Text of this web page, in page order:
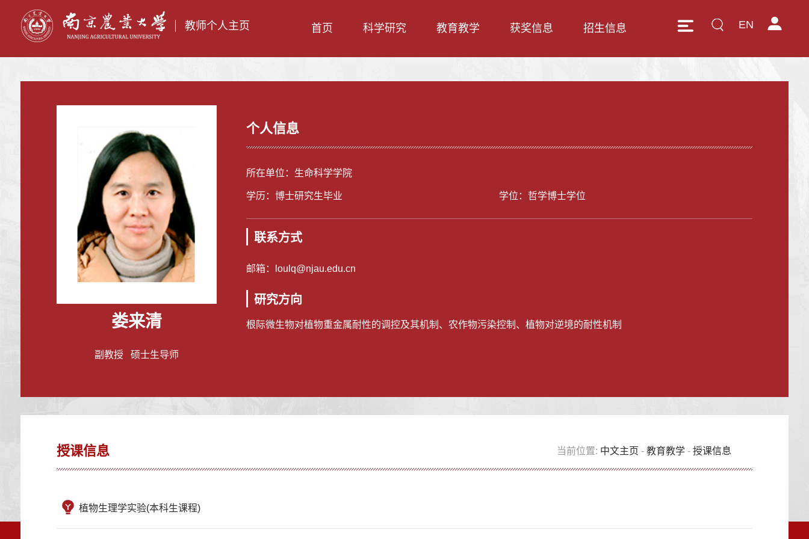
教师个人主页 EN
首页 科学研究 教育教学 获奖信息 招生信息
娄来清
副教授 硕士生导师
个人信息
所在单位：生命科学学院
学历：博士研究生毕业 学位：哲学博士学位
联系方式
邮箱： loulq@njau.edu.cn
研究方向
根际微生物对植物重金属耐性的调控及其机制、农作物污染控制、植物对逆境的耐性机制
授课信息 当前位置: 中文主页 -教育教学 -授课信息
植物生理学实验(本科生课程)